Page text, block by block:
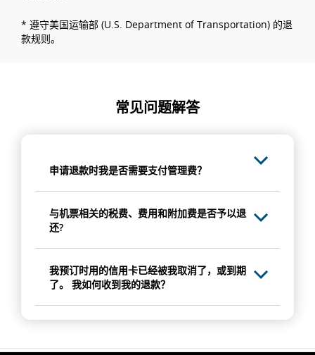
* 遵守美国运输部 (U.S. Department of Transportation) 的退
款规则。
常见问题解答
申请退款时我是否需要支付管理费？
与机票相关的税费、费用和附加费是否予以退
还?
我预订时用的信用卡已经被我取消了，或到期
了。 我如何收到我的退款？